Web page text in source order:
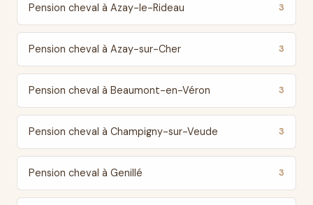
Pension cheval à Azay-le-Rideau 3
Pension cheval à Azay-sur-Cher 3
Pension cheval à Beaumont-en-Véron 3
Pension cheval à Champigny-sur-Veude 3
Pension cheval à Genillé 3